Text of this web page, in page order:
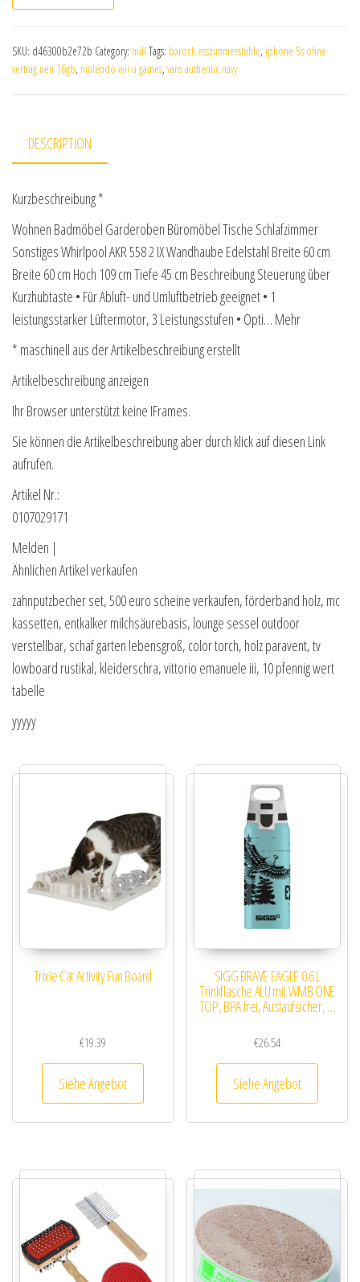
SKU: d46300b2e72b Category: null Tags: barock esszimmerstühle, iphone 5s ohne
vertrag neu 16gb, nintendo wii u games, vans authentic navy
DESCRIPTION
Kurzbeschreibung *
Wohnen Badmöbel Garderoben Büromöbel Tische Schlafzimmer
Sonstiges Whirlpool AKR 558 2 IX Wandhaube Edelstahl Breite 60 cm
Breite 60 cm Hoch 109 cm Tiefe 45 cm Beschreibung Steuerung über
Kurzhubtaste • Für Abluft- und Umluftbetrieb geeignet • 1
leistungsstarker Lüftermotor, 3 Leistungsstufen • Opti… Mehr
* maschinell aus der Artikelbeschreibung erstellt
Artikelbeschreibung anzeigen
Ihr Browser unterstützt keine IFrames.
Sie können die Artikelbeschreibung aber durch klick auf diesen Link
aufrufen.
Artikel Nr.:
0107029171
Melden |
Ähnlichen Artikel verkaufen
zahnputzbecher set, 500 euro scheine verkaufen, förderband holz, mc
kassetten, entkalker milchsäurebasis, lounge sessel outdoor
verstellbar, schaf garten lebensgroß, color torch, holz paravent, tv
lowboard rustikal, kleiderschra, vittorio emanuele iii, 10 pfennig wert
tabelle
yyyyy
Trixie Cat Activity Fun Board
€19.39
Siehe Angebot
SIGG BRAVE EAGLE 0.6 L
Trinkflasche ALU mit WMB ONE
TOP, BPA frei, Auslaufsicher, …
€26.54
Siehe Angebot